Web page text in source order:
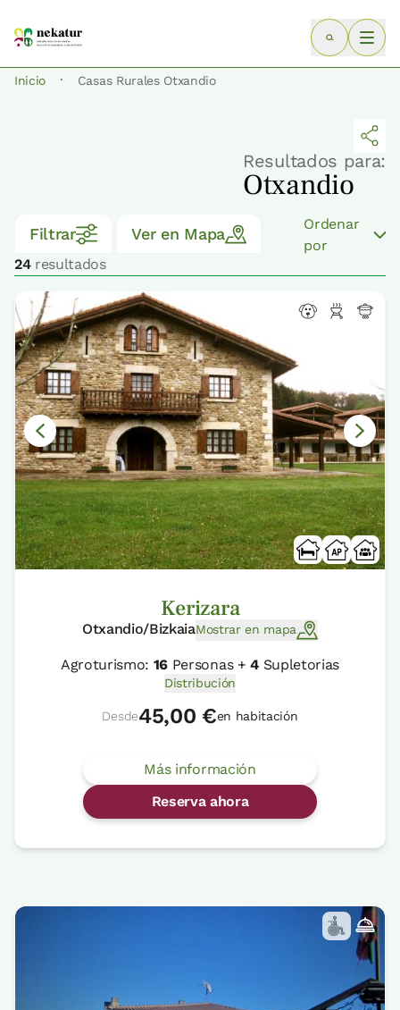
Inicio · Casas Rurales Otxandio
Resultados para:
Otxandio
Filtrar Ver en Mapa
24resultados
Ordenar
por
Kerizara
Otxandio/BizkaiaMostrar en mapa
Agroturismo: 16 Personas +4Supletorias
Distribución
Desde45,00 €en habitación
Más información
Reserva ahora